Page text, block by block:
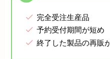
完全受注生産品
予約受付期間が短め
終了した製品の再販